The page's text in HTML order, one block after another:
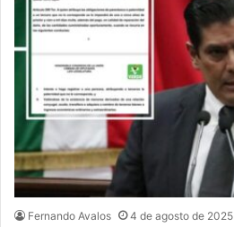
Fernando Avalos 4 de agosto de 2025